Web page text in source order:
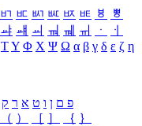
ㅲ ㅳ ㅴ ㅵ ㅶ ㅷ ㅸ
ㅹ
ㆇ ㆈ ㆉ ㆊ ㆋ ㆌ ㆍ
ㆎ
ΤΥ Φ Χ Ψ Ω α β γ δ ε ζ η
פ ם ן ו ט א ר ק
（ ） ［ ］ ｛ ｝